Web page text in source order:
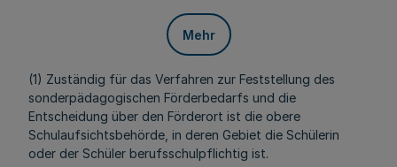
Mehr
(1) Zuständig für das Verfahren zur Feststellung des
sonderpädagogischen Förderbedarfs und die
Entscheidung über den Förderort ist die obere
Schulaufsichtsbehörde, in deren Gebiet die Schülerin
oder der Schüler berufsschulpflichtig ist.